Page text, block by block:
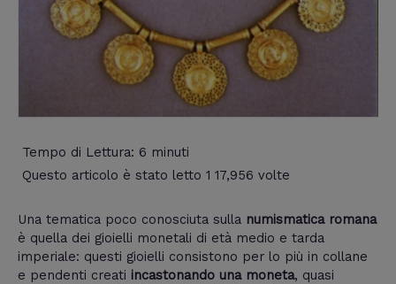
Tempo di Lettura: 6 minuti
Questo articolo è stato letto 1 17,956 volte
Una tematica poco conosciuta sulla numismatica romana
è quella dei gioielli monetali di età medio e tarda
imperiale: questi gioielli consistono per lo più in collane
e pendenti creati incastonando una moneta, quasi